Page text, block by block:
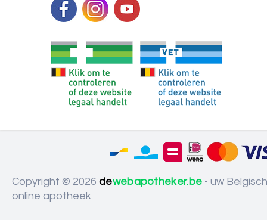
Copyright © 2026 dewebapotheker.be - uw
online apotheek